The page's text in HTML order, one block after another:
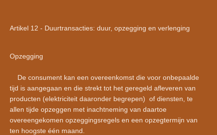
Artikel 12 - Duurtransacties: duur, opzegging en verlenging
Opzegging
De consument kan een overeenkomst die voor onbepaalde
tijd is aangegaan en die strekt tot het geregeld afleveren van
producten (elektriciteit daaronder begrepen) of diensten, te
allen tijde opzeggen met inachtneming van daartoe
overeengekomen opzeggingsregels en een opzegtermijn van
ten hoogste één maand.